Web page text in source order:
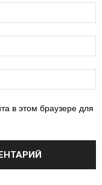
в этом браузере для